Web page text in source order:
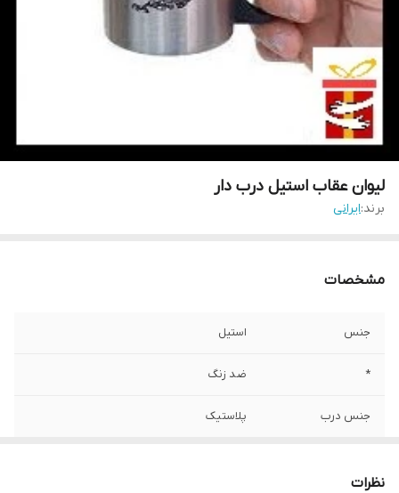
لیوان عقاب استیل درب دار
برند:ایرانی
مشخصات
جنس استیل
* ضد زنگ
جنس درب پلاستیک
نظرات